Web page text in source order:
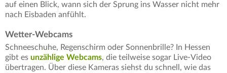
auf einen Blick, wann sich der Sprung ins Wasser nicht mehr
nach Eisbaden anfühlt.
Wetter-Webcams
Schneeschuhe, Regenschirm oder Sonnenbrille? In Hessen
gibt es unzählige Webcams, die teilweise sogar Live-Video
übertragen. Über diese Kameras siehst du schnell, wie das